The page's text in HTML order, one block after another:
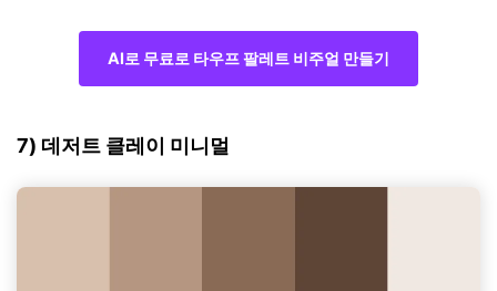
AI로 무료로 타우프 팔레트 비주얼 만들기
7) 데저트 클레이 미니멀